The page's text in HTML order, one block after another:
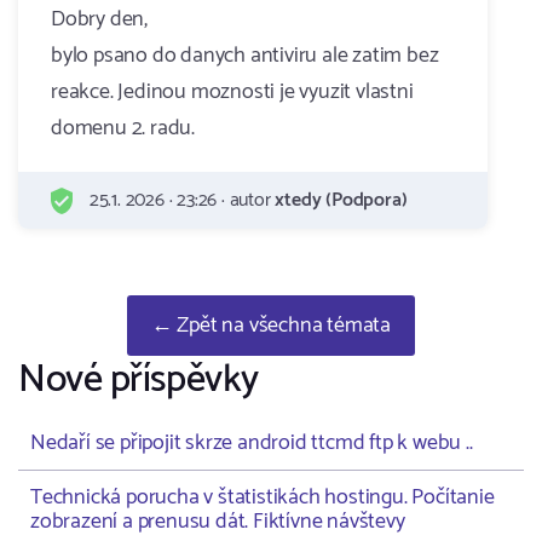
Dobry den,
bylo psano do danych antiviru ale zatim bez
reakce. Jedinou moznosti je vyuzit vlastni
domenu 2. radu.
25.1. 2026 · 23:26 · autorxtedy (Podpora)
← Zpět na všechna témata
Nové příspěvky
Nedaří se připojit skrze android ttcmd ftp k webu ..
Technická porucha v štatistikách hostingu. Počítanie
zobrazení a prenusu dát. Fiktívne návštevy